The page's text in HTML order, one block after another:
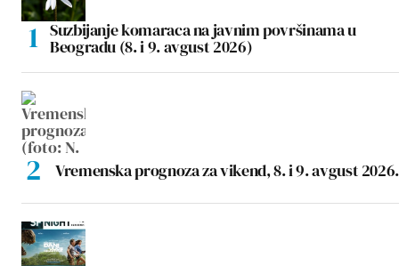
Suzbijanje komaraca na javnim površinama u
Beogradu (8. i 9. avgust 2026)
Vremenska prognoza za vikend, 8. i 9. avgust 2026.